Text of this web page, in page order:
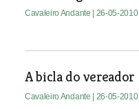
Cavaleiro Andante | 26-05-2010
A bicla do vereador
Cavaleiro Andante | 26-05-2010